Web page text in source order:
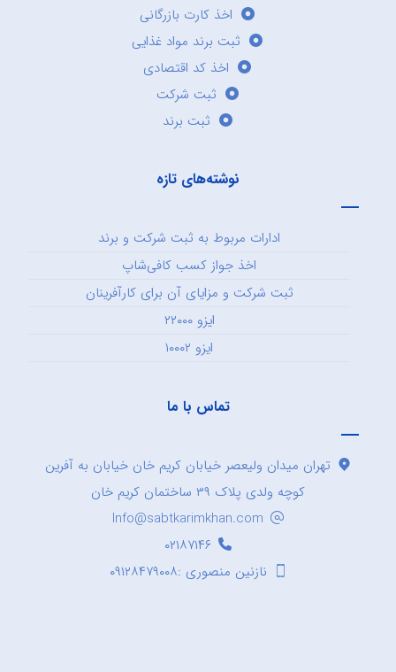
اخذ کارت بازرگانی
ثبت برند مواد غذایی
اخذ کد اقتصادی
ثبت شرکت
ثبت برند
نوشته‌های تازه
ادارات مربوط به ثبت شرکت و برند
اخذ جواز کسب کافی‌شاپ
ثبت شرکت و مزایای آن برای کارآفرینان
ایزو ۲۲۰۰۰
ایزو ۱۰۰۰۲
تماس با ما
تهران میدان ولیعصر خیابان کریم خان خیابان به آفرین
کوچه ولدی پلاک ۳۹ ساختمان کریم خان
Info@sabtkarimkhan.com
۰۲۱۸۷۱۴۶
نازنین منصوری :۰۹۱۲۸۴۷۹۰۰۸